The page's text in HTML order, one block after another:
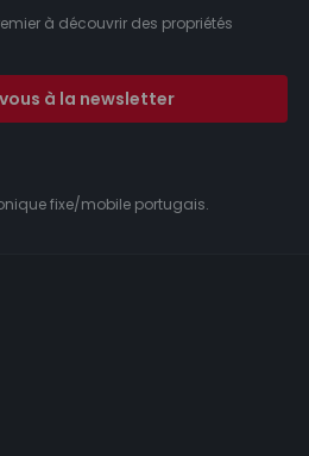
à découvrir des propriétés
à la newsletter
fixe/mobile portugais.